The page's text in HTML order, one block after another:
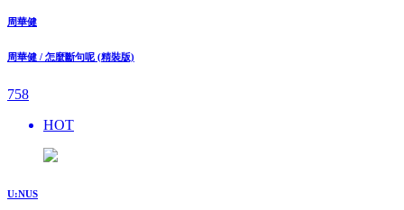
周華健
周華健 / 怎麼斷句呢 (精裝版)
758
HOT
U:NUS